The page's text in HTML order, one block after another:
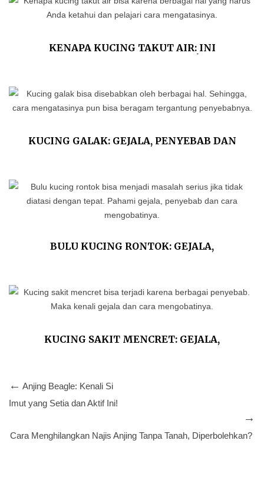
KENAPA KUCING TAKUT AIR: INI
KUCING GALAK: GEJALA, PENYEBAB DAN
BULU KUCING RONTOK: GEJALA,
KUCING SAKIT MENCRET: GEJALA,
Anjing Beagle: Kenali Si
Imut yang Setia dan Aktif Ini!
Cara Menghilangkan Najis Anjing Tanpa Tanah, Diperbolehkan?